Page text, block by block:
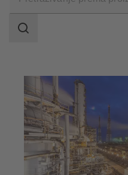
Raspon